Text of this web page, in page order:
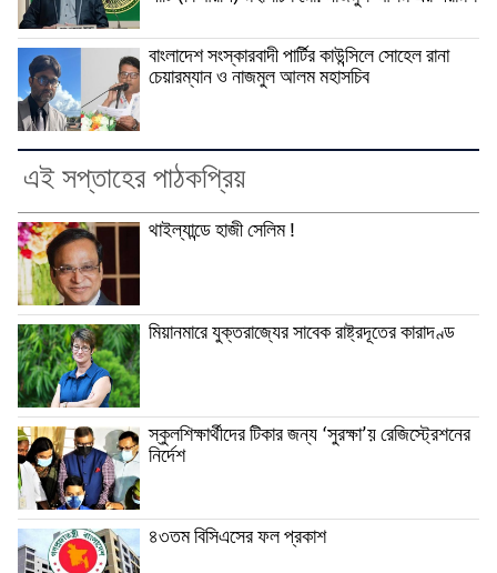
বাংলাদেশ সংস্কারবাদী পার্টির কাউন্সিলে সোহেল রানা
চেয়ারম্যান ও নাজমুল আলম মহাসচিব
এই সপ্তাহের পাঠকপ্রিয়
থাইল্যান্ডে হাজী সেলিম !
মিয়ানমারে যুক্তরাজ্যের সাবেক রাষ্ট্রদূতের কারাদণ্ড
স্কুলশিক্ষার্থীদের টিকার জন্য ‘সুরক্ষা’য় রেজিস্ট্রেশনের
নির্দেশ
৪৩তম বিসিএসের ফল প্রকাশ